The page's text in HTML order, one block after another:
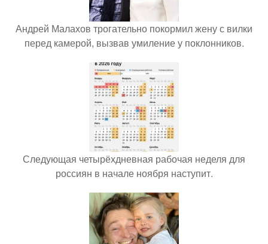
Андрей Малахов трогательно покормил жену с вилки
перед камерой, вызвав умиление у поклонников.
Следующая четырёхдневная рабочая неделя для
россиян в начале ноября наступит.